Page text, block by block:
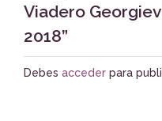
Viadero
2018”
Debes acceder para